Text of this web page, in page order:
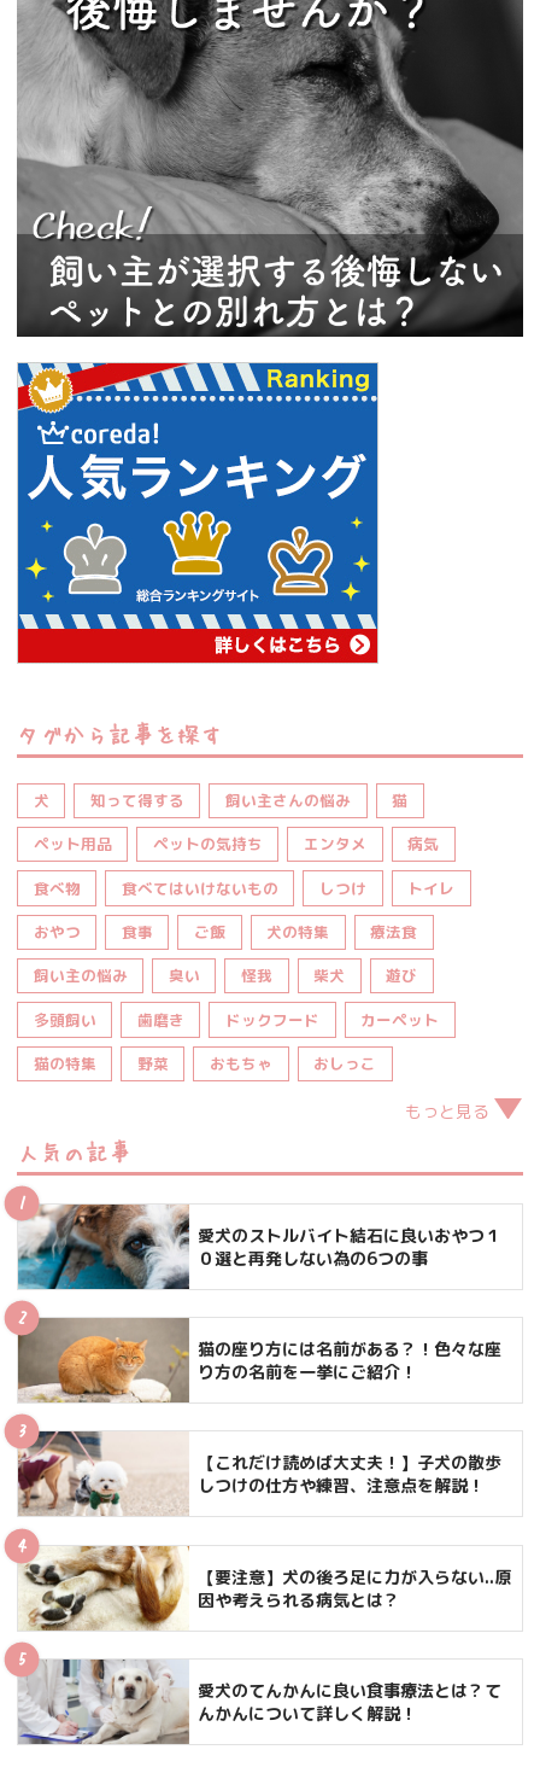
タグから記事を探す
犬 知って得する 飼い主さんの悩み 猫
ペット用品 ペットの気持ち エンタメ 病気
食べ物 食べてはいけないもの しつけ トイレ
おやつ 食事 ご飯 犬の特集 療法食
飼い主の悩み 臭い 怪我 柴犬 遊び
多頭飼い 歯磨き ドックフード カーペット
猫の特集 野菜 おもちゃ おしっこ
もっと見る
人気の記事
愛犬のストルバイト結石に良いおやつ１
０選と再発しない為の6つの事
猫の座り方には名前がある？！色々な座
り方の名前を一挙にご紹介！
【これだけ読めば大丈夫！】子犬の散歩
しつけの仕方や練習、注意点を解説！
【要注意】犬の後ろ足に力が入らない..原
因や考えられる病気とは？
愛犬のてんかんに良い食事療法とは？て
んかんについて詳しく解説！